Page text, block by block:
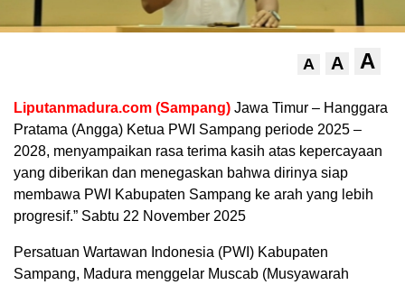
A A A
Liputanmadura.com (Sampang) Jawa Timur – Hanggara
Pratama (Angga) Ketua PWI Sampang periode 2025 –
2028, menyampaikan rasa terima kasih atas kepercayaan
yang diberikan dan menegaskan bahwa dirinya siap
membawa PWI Kabupaten Sampang ke arah yang lebih
progresif.” Sabtu 22 November 2025
Persatuan Wartawan Indonesia (PWI) Kabupaten
Sampang, Madura menggelar Muscab (Musyawarah